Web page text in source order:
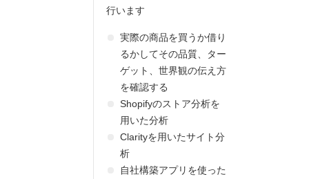
行います
実際の商品を買うか借り
るかしてその品質、ター
ゲット、世界観の伝え方
を確認する
Shopifyのストア分析を
用いた分析
Clarityを用いたサイト分
析
自社構築アプリを使った